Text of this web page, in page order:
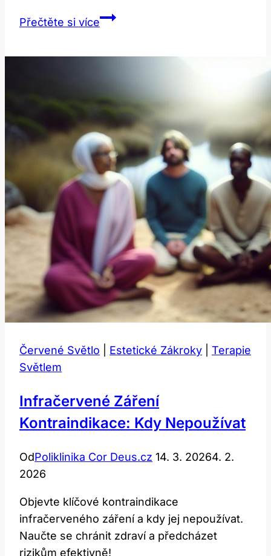
Přečtěte si víceVybavení
na
Profesionální
Úrovni
Červené Světlo Estetické Zákroky
Terapie
Světlem
Infračervené Záření
Kontraindikace: Kdy Nepoužívat
OdPoliklinika Cor Deus.cz 14. 3. 20264. 2.
2026
Objevte klíčové kontraindikace
infračerveného záření a kdy jej nepoužívat.
Naučte se chránit zdraví a předcházet
rizikům efektivně!